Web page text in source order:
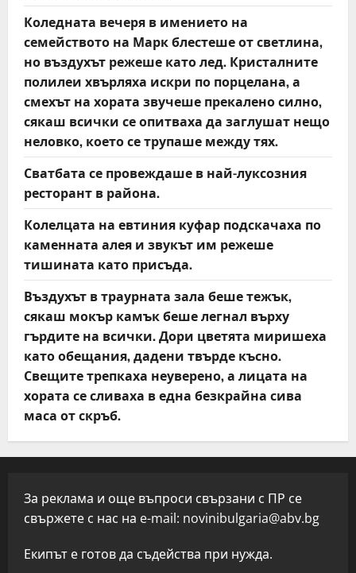
Коледната вечеря в имението на
семейството на Марк блестеше от светлина,
но въздухът режеше като лед. Кристалните
полилеи хвърляха искри по порцелана, а
смехът на хората звучеше прекалено силно,
сякаш всички се опитваха да заглушат нещо
неловко, което се трупаше между тях.
Сватбата се провеждаше в най-луксозния
ресторант в района.
Колелцата на евтиния куфар подскачаха по
каменната алея и звукът им режеше
тишината като присъда.
Въздухът в траурната зала беше тежък,
сякаш мокър камък беше легнал върху
гърдите на всички. Дори цветята миришеха
като обещания, дадени твърде късно.
Свещите трепкаха неуверено, а лицата на
хората се сливаха в една безкрайна сива
маса от скръб.
За реклама и още въпроси свързани с ПР се
свържете с нас на e-mail: novinibulgaria@abv.bg
Екипът е готов да съдейства при нужда.